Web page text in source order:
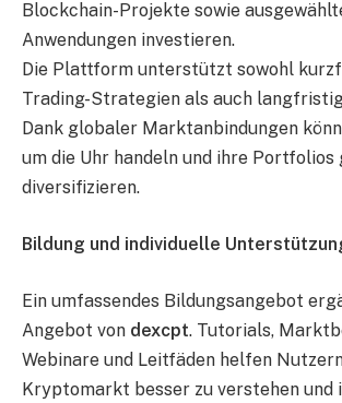
Blockchain-Projekte sowie
Anwendungen investieren.
Die Plattform unterstützt sowohl
Trading-Strategien als auch
Dank globaler Marktanbindungen
um die Uhr handeln und ihre Portfolios
diversifizieren.
Bildung und individuelle
Ein umfassendes Bildungsangebot
Angebot von dexcpt. Tutorials,
Webinare und Leitfäden helfen
Kryptomarkt besser zu verstehen und